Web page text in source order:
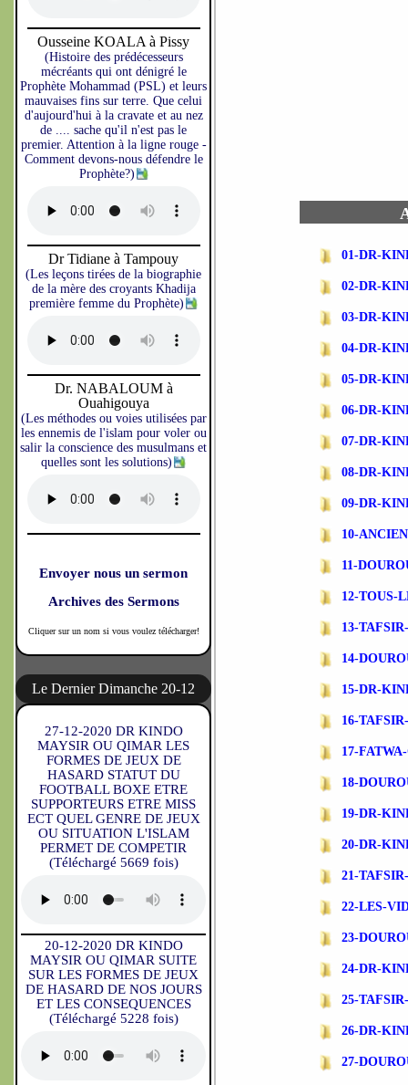
Ousseine KOALA à Pissy
(Histoire des prédécesseurs
mécréants qui ont dénigré le
Prophète Mohammad (PSL) et leurs
mauvaises fins sur terre. Que celui
d'aujourd'hui à la cravate et au nez
de .... sache qu'il n'est pas le
premier. Attention à la ligne rouge -
Comment devons-nous défendre le
Prophète?)
Dr Tidiane à Tampouy
(Les leçons tirées de la biographie
de la mère des croyants Khadija
première femme du Prophète)
Dr. NABALOUM à
Ouahigouya
(Les méthodes ou voies utilisées par
les ennemis de l'islam pour voler ou
salir la conscience des musulmans et
quelles sont les solutions)
Envoyer nous un sermon
Archives des Sermons
Cliquer sur un nom si vous voulez télécharger!
Le Dernier Dimanche 20-12
27-12-2020 DR KINDO
MAYSIR OU QIMAR LES
FORMES DE JEUX DE
HASARD STATUT DU
FOOTBALL BOXE ETRE
SUPPORTEURS ETRE MISS
ECT QUEL GENRE DE JEUX
OU SITUATION L'ISLAM
PERMET DE COMPETIR
(Téléchargé 5669 fois)
20-12-2020 DR KINDO
MAYSIR OU QIMAR SUITE
SUR LES FORMES DE JEUX
DE HASARD DE NOS JOURS
ET LES CONSEQUENCES
(Téléchargé 5228 fois)
01-DR-
02-DR-
03-DR-
04-DR-
05-DR-
06-DR-
07-DR-
08-DR-
09-DR-
10-
11-
12-TOUS-
13-
14-
15-DR-
16-
17-
18-
19-DR-
20-DR-
21-
22-LES-
23-
24-DR-
25-
26-DR-
27-